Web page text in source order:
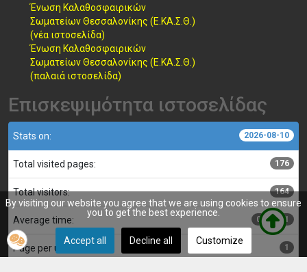
Ένωση Καλαθοσφαιρικών
Σωματείων Θεσσαλονίκης (Ε.ΚΑ.Σ.Θ.)
(νέα ιστοσελίδα)
Ένωση Καλαθοσφαιρικών
Σωματείων Θεσσαλονίκης (Ε.ΚΑ.Σ.Θ.)
(παλαιά ιστοσελίδα)
Επισκεψιμότητα ιστοσελίδας
Stats on: 2026-08-10
Total visited pages: 176
Total visitors: 164
Average time: 00:00:01
Page per user: 1
By visiting our website you agree that we are using cookies to ensure
you to get the best experience.
Accept all Decline all Customize